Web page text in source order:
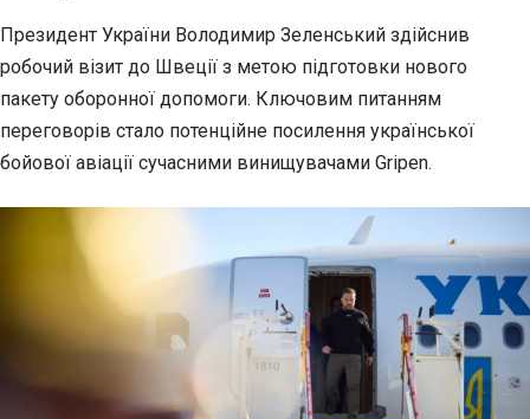
Президент України Володимир Зеленський здійснив
робочий візит до Швеції з метою підготовки нового
пакету оборонної допомоги. Ключовим питанням
переговорів стало потенційне посилення української
бойової авіації сучасними винищувачами Gripen.